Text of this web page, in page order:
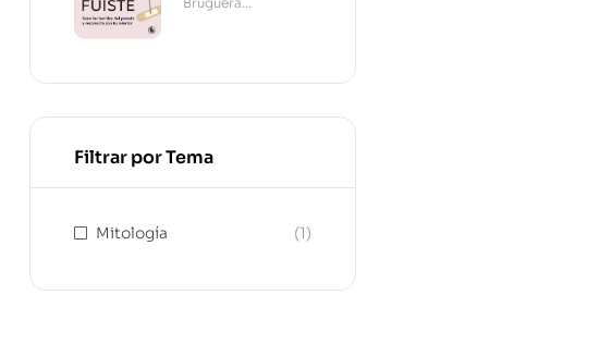
Filtrar por Tema
Mitología (1)